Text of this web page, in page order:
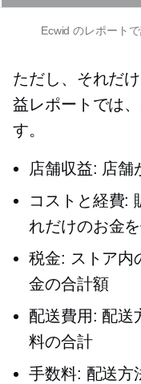
Ecwid のレポート
ただし、それだ
益レポートでは
す。
店舗収益: 店舗
コストと経費:
れだけのお金
税金: ストア内
金の合計額
配送費用: 配送
料の合計
手数料: 配送方